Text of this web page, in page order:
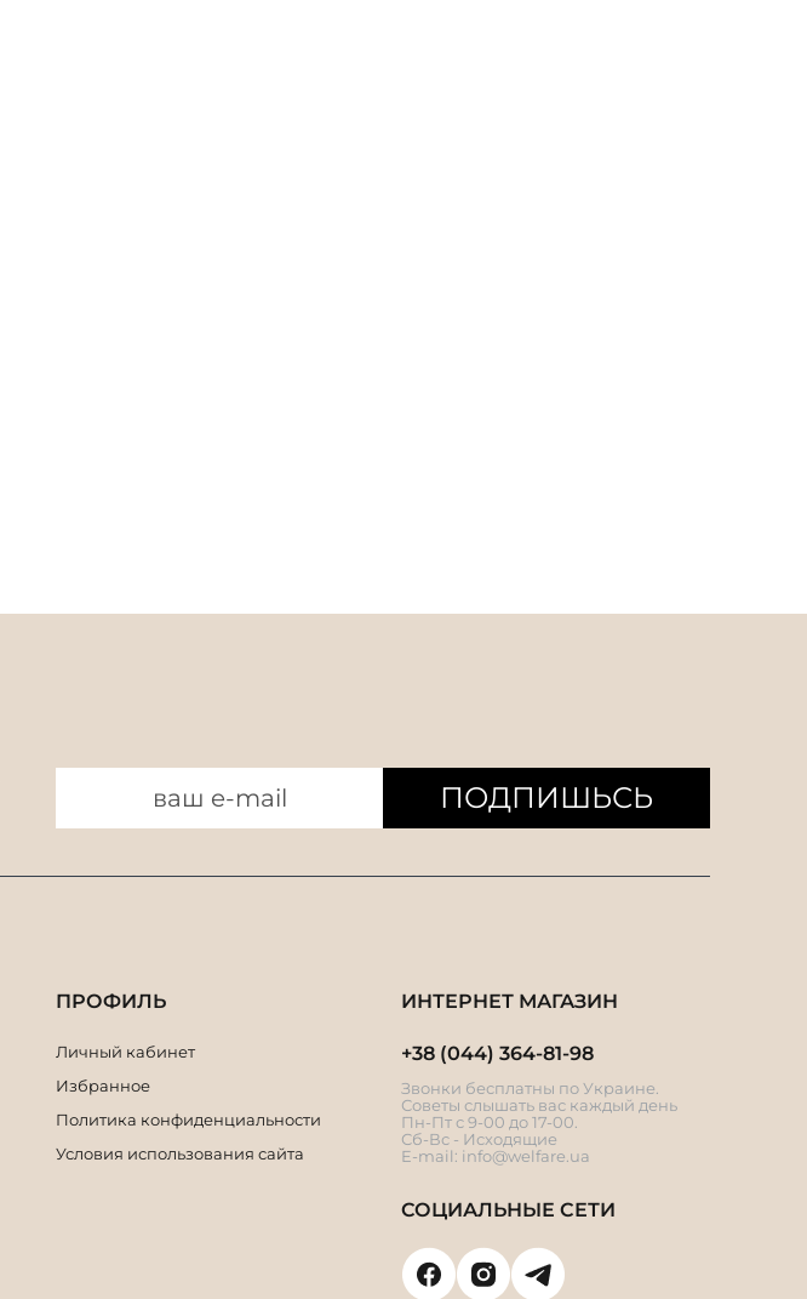
ПОДПИШЬСЬ
ПРОФИЛЬ
Личный кабинет
Избранное
Политика конфиденциальности
Условия использования сайта
ИНТЕРНЕТ МАГАЗИН
+38 (044) 364-81-98
Звонки бесплатны по Украине.
Советы слышать вас каждый день
Пн-Пт с 9-00 до 17-00.
Сб-Вс - Исходящие
E-mail: info@welfare.ua
СОЦИАЛЬНЫЕ СЕТИ